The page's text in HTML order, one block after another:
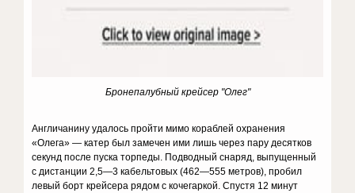
Бронепалубный крейсер "Олег"
Англичанину удалось пройти мимо кораблей охранения
«Олега» — катер был замечен ими лишь через пару десятков
секунд после пуска торпеды. Подводный снаряд, выпущенный
с дистанции 2,5—3 кабельтовых (462—555 метров), пробил
левый борт крейсера рядом с кочегаркой. Спустя 12 минут